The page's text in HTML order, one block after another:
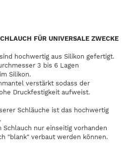
FÜR UNIVERSALE ZWECKE
hochwertig aus Silikon gefertigt.
3 bis 6 Lagen
Silikon.
verstärkt sodass der
Druckfestigkeit aufweist.
Schläuche ist das hochwertig
Schlauch nur einseitig vorhanden
"blank" verbaut werden können.